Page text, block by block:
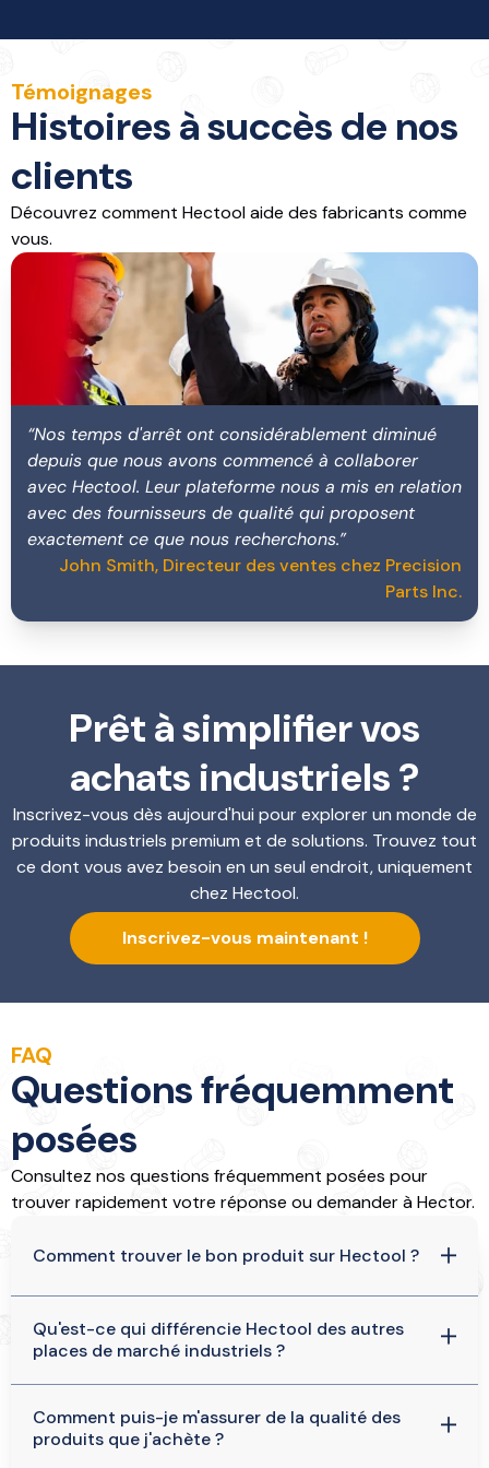
Témoignages
Histoires à succès de nos
clients
Découvrez comment Hectool aide des fabricants comme
vous.
“Nos temps d'arrêt ont considérablement diminué
depuis que nous avons commencé à collaborer
avec Hectool. Leur plateforme nous a mis en relation
avec des fournisseurs de qualité qui proposent
exactement ce que nous recherchons.”
John Smith, Directeur des ventes chez Precision
Parts Inc.
Prêt à simplifier vos
achats industriels ?
Inscrivez-vous dès aujourd'hui pour explorer un monde de
produits industriels premium et de solutions. Trouvez tout
ce dont vous avez besoin en un seul endroit, uniquement
chez Hectool.
Inscrivez-vous maintenant !
FAQ
Questions fréquemment
posées
Consultez nos questions fréquemment posées pour
trouver rapidement votre réponse ou demander à Hector.
Comment trouver le bon produit sur Hectool ?
numéro de SKU ou EAN dans la barre de recherche
ou utiliser nos options de filtrage détaillées pour
trouver exactement ce que vous cherchez. De
plus, demandez de l'aide à notre assistant IA
Hector, il peut rapidement vous guider dans la
Qu'est-ce qui différencie Hectool des autres
places de marché industriels ?
ans d'expérience dans l'industrie. Nous savons ce
qui est important pour les acheteurs de notre
Comment puis-je m'assurer de la qualité des
produits que j'achète ?